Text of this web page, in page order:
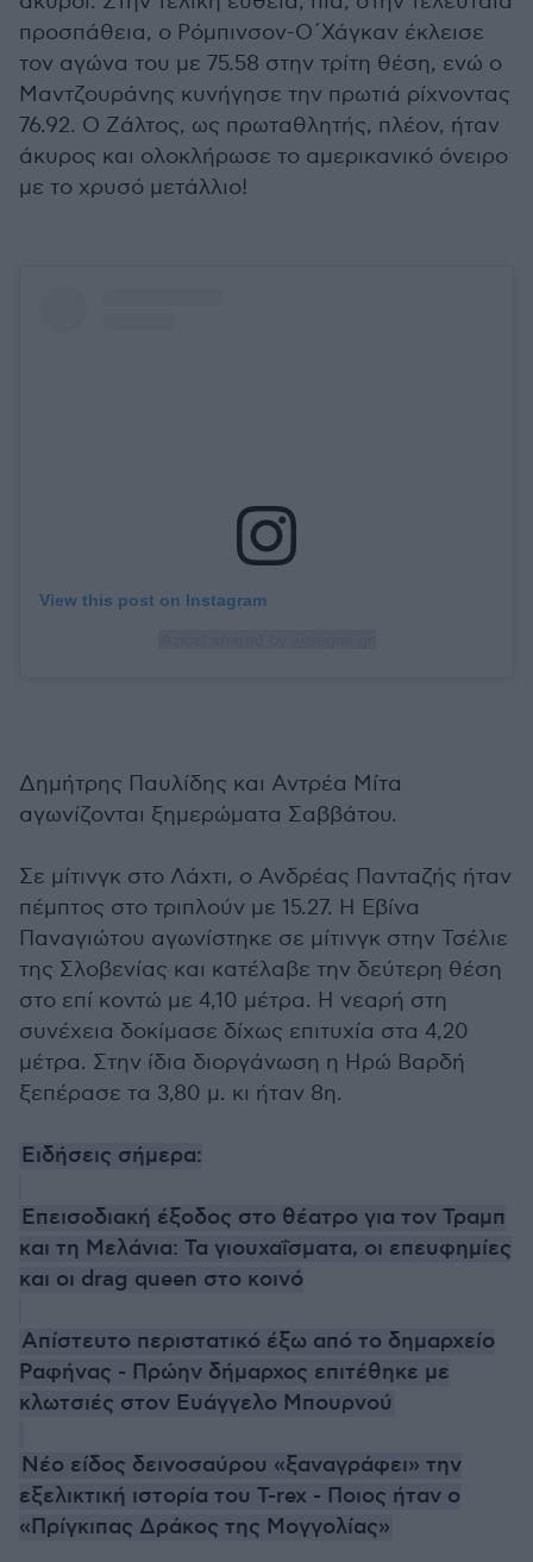
προσπάθεια, ο Ρόμπινσον-Ο΄Χάγκαν έκλεισε
τον αγώνα του με 75.58 στην τρίτη θέση, ενώ ο
Μαντζουράνης κυνήγησε την πρωτιά ρίχνοντας
76.92. Ο Ζάλτος, ως πρωταθλητής, πλέον, ήταν
άκυρος και ολοκλήρωσε το αμερικανικό όνειρο
με το χρυσό μετάλλιο!
View this post on Instagram
Δημήτρης Παυλίδης και Αντρέα Μίτα
αγωνίζονται ξημερώματα Σαββάτου.
Σε μίτινγκ στο Λάχτι, ο Ανδρέας Πανταζής ήταν
πέμπτος στο τριπλούν με 15.27. Η Εβίνα
Παναγιώτου αγωνίστηκε σε μίτινγκ στην Τσέλιε
της Σλοβενίας και κατέλαβε την δεύτερη θέση
στο επί κοντώ με 4,10 μέτρα. Η νεαρή στη
συνέχεια δοκίμασε δίχως επιτυχία στα 4,20
μέτρα. Στην ίδια διοργάνωση η Ηρώ Βαρδή
ξεπέρασε τα 3,80 μ. κι ήταν 8η.
Ειδήσεις σήμερα:
Επεισοδιακή έξοδος στο θέατρο για τον Τραμπ
και τη Μελάνια: Τα γιουχαΐσματα, οι επευφημίες
και οι drag queen στο κοινό
Απίστευτο περιστατικό έξω από το δημαρχείο
Ραφήνας - Πρώην δήμαρχος επιτέθηκε με
κλωτσιές στον Ευάγγελο Μπουρνού
Νέο είδος δεινοσαύρου «ξαναγράφει» την
εξελικτική ιστορία του T-rex - Ποιος ήταν ο
«Πρίγκιπας Δράκος της Μογγολίας»